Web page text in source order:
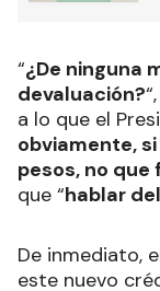
“¿De ninguna
devaluación?
a lo que el
obviamente,
pesos, no
que “hablar
De inmediato,
este nuevo